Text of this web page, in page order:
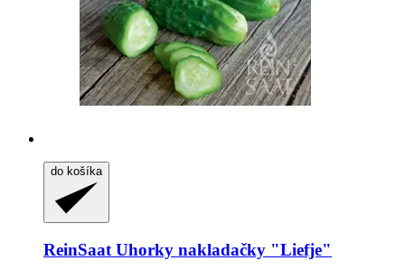
do košíka
ReinSaat Uhorky nakladačky "Liefje"